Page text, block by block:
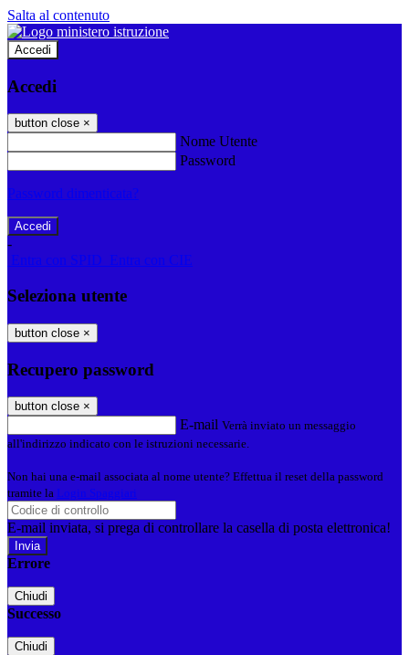
Salta al contenuto
Accedi
Accedi
button close ×
Nome Utente
Password
Password dimenticata?
-
Entra con SPID
Entra con CIE
Seleziona utente
button close ×
Recupero password
button close ×
E-mail Verrà inviato un messaggio
all'indirizzo indicato con le istruzioni necessarie.
Non hai una e-mail associata al nome utente? Effettua il reset della password
tramite la Login Spaggiari
E-mail inviata, si prega di controllare la casella di posta elettronica!
Errore
Chiudi
Successo
Chiudi